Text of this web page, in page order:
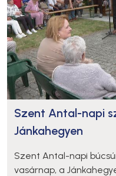
Szent Antal-napi
Jánkahegyen
Szent Antal-napi
vasárnap, a